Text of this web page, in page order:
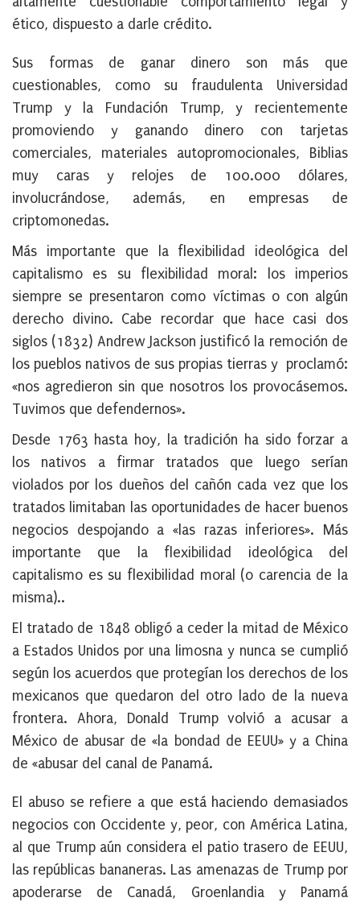
ético, dispuesto a darle crédito.
Sus formas de ganar dinero son más que
cuestionables, como su fraudulenta Universidad
Trump y la Fundación Trump, y recientemente
promoviendo y ganando dinero con tarjetas
comerciales, materiales autopromocionales, Biblias
muy caras y relojes de 100.000 dólares,
involucrándose, además, en empresas de
criptomonedas.
Más importante que la flexibilidad ideológica del
capitalismo es su flexibilidad moral: los imperios
siempre se presentaron como víctimas o con algún
derecho divino. Cabe recordar que hace casi dos
siglos (1832) Andrew Jackson justificó la remoción de
los pueblos nativos de sus propias tierras y proclamó:
«nos agredieron sin que nosotros los provocásemos.
Tuvimos que defendernos».
Desde 1763 hasta hoy, la tradición ha sido forzar a
los nativos a firmar tratados que luego serían
violados por los dueños del cañón cada vez que los
tratados limitaban las oportunidades de hacer buenos
negocios despojando a «las razas inferiores». Más
importante que la flexibilidad ideológica del
capitalismo es su flexibilidad moral (o carencia de la
misma)..
El tratado de 1848 obligó a ceder la mitad de México
a Estados Unidos por una limosna y nunca se cumplió
según los acuerdos que protegían los derechos de los
mexicanos que quedaron del otro lado de la nueva
frontera. Ahora, Donald Trump volvió a acusar a
México de abusar de «la bondad de EEUU» y a China
de «abusar del canal de Panamá.
El abuso se refiere a que está haciendo demasiados
negocios con Occidente y, peor, con América Latina,
al que Trump aún considera el patio trasero de EEUU,
las repúblicas bananeras. Las amenazas de Trump por
apoderarse de Canadá, Groenlandia y Panamá